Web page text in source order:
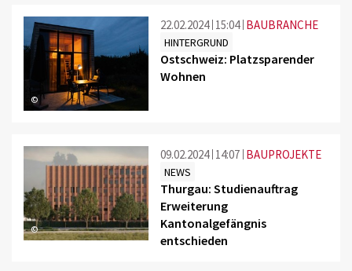
©
22.02.2024 15:04 BAUBRANCHE
HINTERGRUND
Ostschweiz: Platzsparender
Wohnen
©
09.02.2024 14:07 BAUPROJEKTE
NEWS
Thurgau: Studienauftrag
Erweiterung
Kantonalgefängnis
entschieden